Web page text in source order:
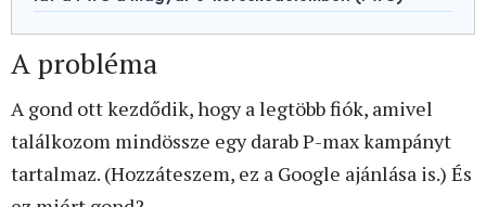
A probléma
A gond ott kezdődik, hogy a legtöbb fiók, amivel
találkozom mindössze egy darab P-max kampányt
tartalmaz. (Hozzáteszem, ez a Google ajánlása is.) És